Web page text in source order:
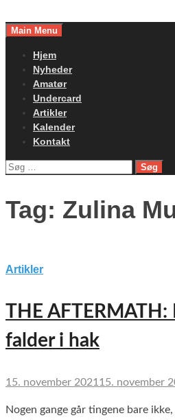
toMain Menu
Hjem
Nyheder
Amatør
Undercard
Artikler
Kalender
Kontakt
Søg
Tag: Zulina
Artikler
THE
falder i hak
15. november 202115. november
Nogen gange går tingene bare